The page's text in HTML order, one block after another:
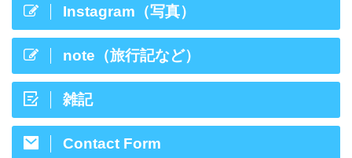
Instagram（写真）
note（旅行記など）
雑記
Contact Form